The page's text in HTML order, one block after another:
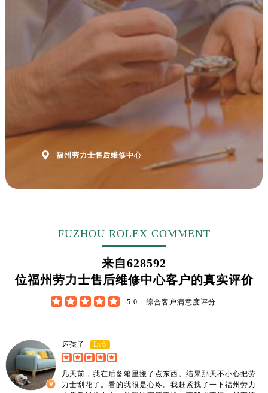
 福州劳力士售后维修中心
FUZHOU ROLEX COMMENT
来自628592
位福州劳力士售后维修中心客户的真实评价
     5.0 综合客户满意度评分
坏孩子 Lv6
几天前，我在后备箱里搬了点东西。结果那天不小心把劳
力士刮花了。看的我很是心疼。我赶紧找了一下福州劳力